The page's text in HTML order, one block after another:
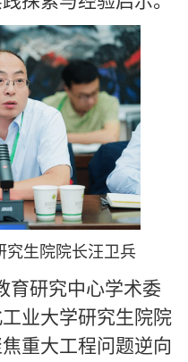
究生院院长汪卫兵
育研究中心学术委
业大学研究生院院
重大工程问题逆向